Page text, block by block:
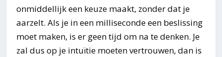
onmiddellijk een keuze maakt, zonder dat je
aarzelt. Als je in een milliseconde een beslissing
moet maken, is er geen tijd om na te denken. Je
zal dus op je intuïtie moeten vertrouwen, dan is